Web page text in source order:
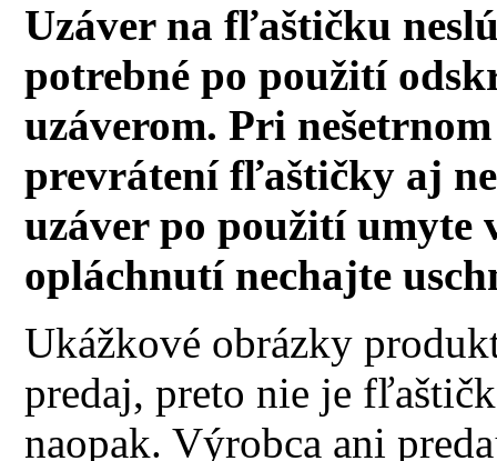
Uzáver na fľaštičku
potrebné po použití
uzáverom. Pri
prevrátení fľaštičky aj
uzáver po použití umyte
opláchnutí nechajte
Ukážkové obrázky
predaj, preto nie je
naopak. Výrobca ani